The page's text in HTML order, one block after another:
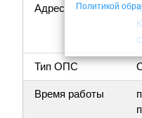
Адрес
Тип ОПС
Время работы
Политикой